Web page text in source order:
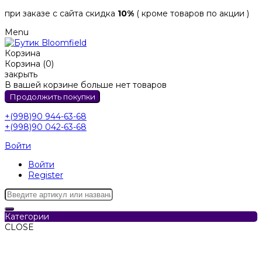
при заказе с сайта скидка 10% ( кроме товаров по акции )
Menu
Корзина
Корзина (0)
закрыть
В вашей корзине больше нет товаров
Продолжить покупки
+(998)90 944-63-68
+(998)90 042-63-68
Войти
Войти
Register
Категории
CLOSE